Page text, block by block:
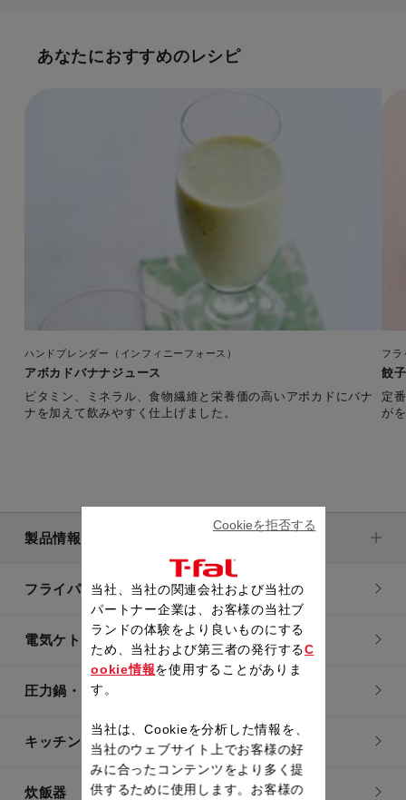
あなたにおすすめのレシピ
ハンドブレンダー（インフィニーフォース）
アボカドバナナジュース
ビタミン、ミネラル、食物繊維と栄養価の高いアボカドにバナ
ナを加えて飲みやすく仕上げました。
フラ
餃子
定
が
製品情報
フライパン・鍋
電気ケトル
圧力鍋・電気圧力鍋
キッチン用品
炊飯器
当社、当社の関連会社および当社の
パートナー企業は、お客様の当社ブ
ランドの体験をより良いものにする
ため、当社および第三者の発行するC
ookie情報を使用することがありま
す。
当社は、Cookieを分析した情報を、
当社のウェブサイト上でお客様の好
みに合ったコンテンツをより多く提
供するために使用します。お客様の
Cookieを拒否する